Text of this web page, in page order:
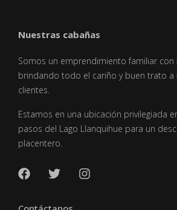
Nuestras cabañas
Somos un emprendimiento familiar con
brindando todo el cariño y buen trato a
clientes.
Estamos en una ubicación privilegiada
pasos del Lago Llanquihue para un
placentero.